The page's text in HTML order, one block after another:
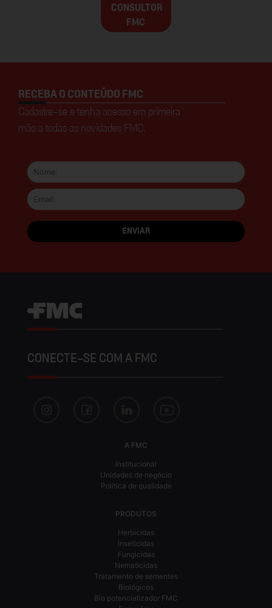
CONSULTOR
FMC
RECEBA O CONTEÚDO FMC
Cadastre-se e tenha acesso em primeira
mão a todas as novidades FMC.
CONECTE-SE COM A FMC
A FMC
Institucional
Unidades de negócio
Política de qualidade
PRODUTOS
Herbicidas
Inseticidas
Fungicidas
Nematicidas
Tratamento de sementes
Biológicos
Bio potencializador FMC